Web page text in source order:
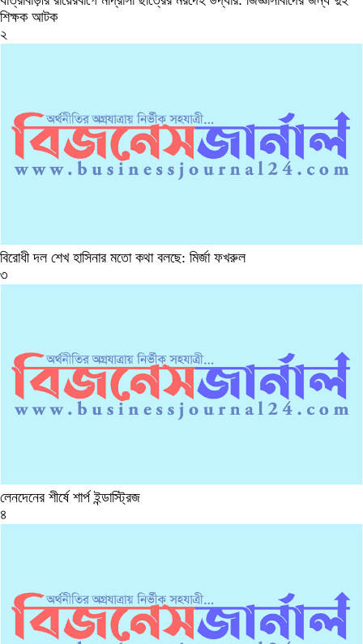
শিক্ষক আটক
২
বিরোধী দল শেখ হাসিনার মতো কথা বলছে: মির্জা ফখরুল
৩
লেনদেনের শীর্ষে শার্প ইন্ডাস্ট্রিজ
৪